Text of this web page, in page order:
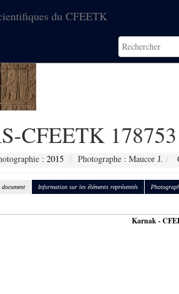
du CFEETK
CFEETK 178753
: 2015 Photographe : Maucor J.
Information sur les éléments représentés